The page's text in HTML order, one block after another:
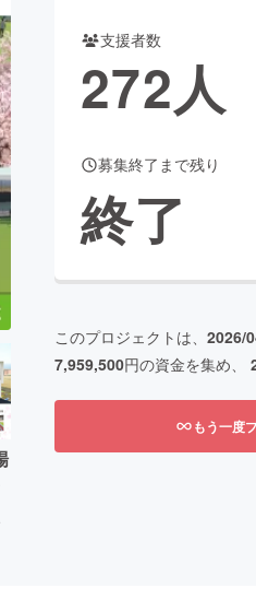
ーティー・ヘルスケア
Creation
ュニティ
支援者数
272人
募集終了まで残り
終了
このプロジェクトは、 2026/
7,959,500円の資金を集め、
もう一度